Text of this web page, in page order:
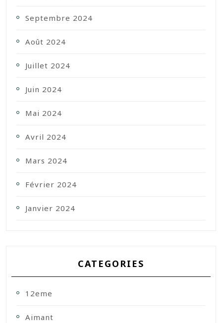
Septembre 2024
Août 2024
Juillet 2024
Juin 2024
Mai 2024
Avril 2024
Mars 2024
Février 2024
Janvier 2024
CATEGORIES
12eme
Aimant